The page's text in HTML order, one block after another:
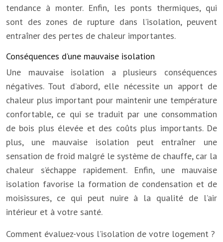
tendance à monter. Enfin, les ponts thermiques, qui
sont des zones de rupture dans l’isolation, peuvent
entraîner des pertes de chaleur importantes.
Conséquences d’une mauvaise isolation
Une mauvaise isolation a plusieurs conséquences
négatives. Tout d’abord, elle nécessite un apport de
chaleur plus important pour maintenir une température
confortable, ce qui se traduit par une consommation
de bois plus élevée et des coûts plus importants. De
plus, une mauvaise isolation peut entraîner une
sensation de froid malgré le système de chauffe, car la
chaleur s’échappe rapidement. Enfin, une mauvaise
isolation favorise la formation de condensation et de
moisissures, ce qui peut nuire à la qualité de l’air
intérieur et à votre santé.
Comment évaluez-vous l’isolation de votre logement ?